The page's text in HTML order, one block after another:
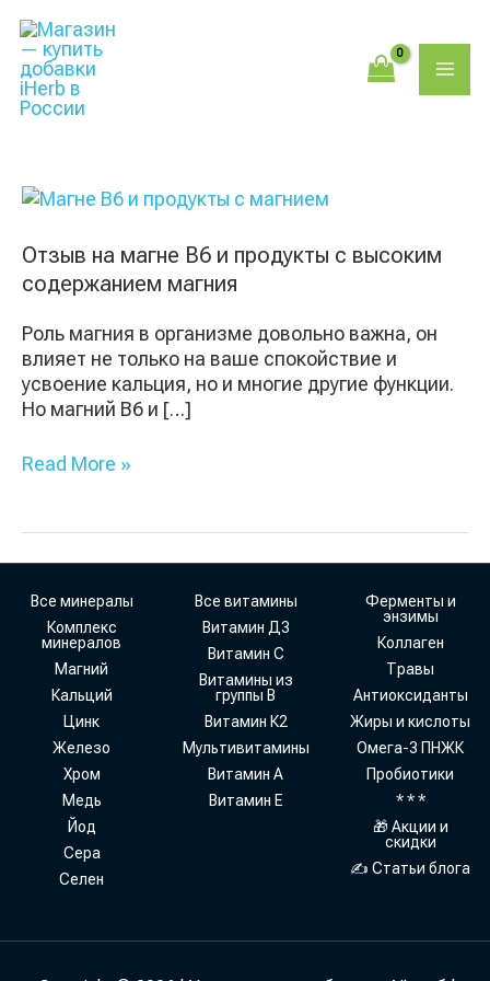
содержимому
Отзыв на магне В6 и продукты с высоким
содержанием магния
Роль магния в организме довольно важна, он
влияет не только на ваше спокойствие и
усвоение кальция, но и многие другие функции.
Но магний В6 и […]
Отзыв
магне
и
продукты
с
высоким
содержанием
магния
Read More »
Все минералы
Комплекс
минералов
Магний
Кальций
Цинк
Железо
Хром
Медь
Йод
Сера
Селен
Все витамины
Витамин Д3
Витамин С
Витамины из
группы В
Витамин К2
Мультивитамины
Витамин А
Витамин Е
Ферменты и
энзимы
Коллаген
Травы
Антиоксиданты
Жиры и кислоты
Омега-3 ПНЖК
Пробиотики
* * *
🎁 Акции и
скидки
✍ Статьи блога
товаров